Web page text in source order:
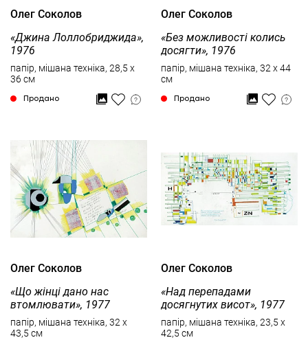
Олег Соколов
«Джина Лоллобриджида»,
1976
папір, мішана техніка, 28,5 x
36 см
Продано
Олег Соколов
«Без можливості колись
досягти», 1976
папір, мішана техніка, 32 x 44
см
Продано
Олег Соколов
«Що жінці дано нас
втомлювати», 1977
папір, мішана техніка, 32 x
43,5 см
Олег Соколов
«Над перепадами
досягнутих висот», 1977
папір, мішана техніка, 23,5 x
42,5 см